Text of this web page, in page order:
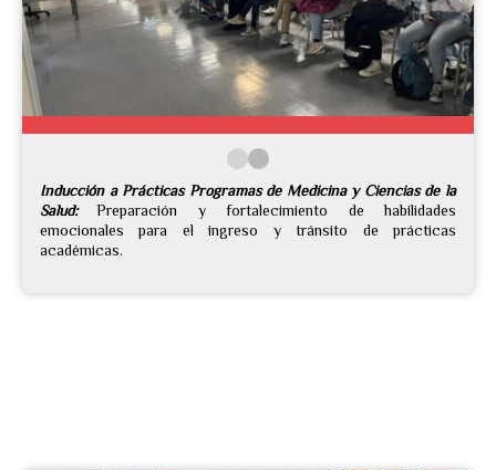
Inducción a Prácticas Programas de Medicina y Ciencias de la
Salud:Preparación y fortalecimiento de habilidades
emocionales para el ingreso y tránsito de prácticas
académicas.